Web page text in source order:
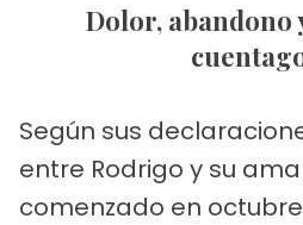
Dolor, abandono y la verdad a
Según sus
entre Rodrigo y su
comenzado en